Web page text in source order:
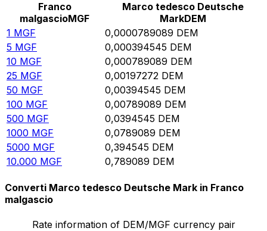
Franco
malgascioMGF
Marco tedesco Deutsche
MarkDEM
1 MGF 0,0000789089 DEM
5 MGF 0,000394545 DEM
10 MGF 0,000789089 DEM
25 MGF 0,00197272 DEM
50 MGF 0,00394545 DEM
100 MGF 0,00789089 DEM
500 MGF 0,0394545 DEM
1000 MGF 0,0789089 DEM
5000 MGF 0,394545 DEM
10.000 MGF 0,789089 DEM
Converti Marco tedesco Deutsche Mark in Franco
malgascio
Rate information of DEM/MGF currency pair